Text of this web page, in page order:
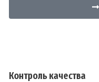
Контроль качества